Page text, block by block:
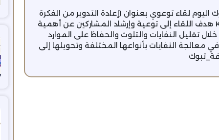
لقاء توعوي بعنوان (إعادة التدوير من الفكرة
إلى الاستدامة) بالتعاون مع @KSRNReserve هدف اللقاء إلى توعية وإرشاد المشاركين عن أهمية
تقليل النفايات والتلوث والحفاظ على الموارد
معالجة النفايات بأنواعها المختلفة وتحويلها إلى